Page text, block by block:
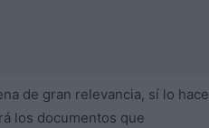
de gran relevancia, sí lo hace
los documentos que